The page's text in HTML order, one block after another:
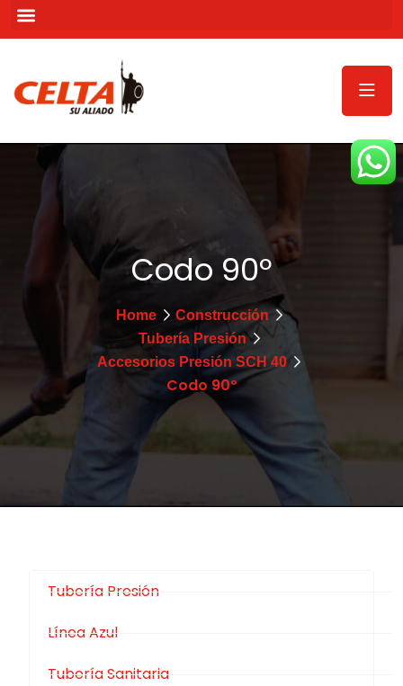
Codo 90º
Home
Construcción
Tubería Presión
Accesorios Presión SCH 40
Codo 90º
Tubería Presión
Línea Azul
Tubería Sanitaria